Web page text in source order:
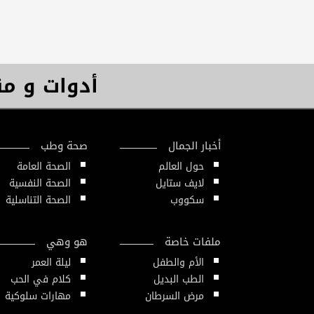
أدوات و
أخبار الجمال
حول العالم
لايف ستايل
سكووب
صحة وطب
الصحة العامة
الصحة النفسية
الصحة التناسلية
ملفات خاصة
الأم والطفل
الطب البديل
مرض السرطان
هو وهي
ليلة العمر
كلام في الحب
مهارات سلوكية